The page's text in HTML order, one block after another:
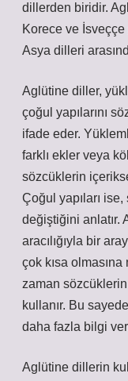
dillerden biridir.
Korece ve
Asya dilleri
Aglütine diller,
çoğul yapılarını
ifade eder.
farklı ekler veya
sözcüklerin
Çoğul yapıları
değiştiğini anlatır.
aracılığıyla bir
çok kısa
zaman sözcüklerin
kullanır. Bu
daha fazla bilgi
Aglütine dillerin